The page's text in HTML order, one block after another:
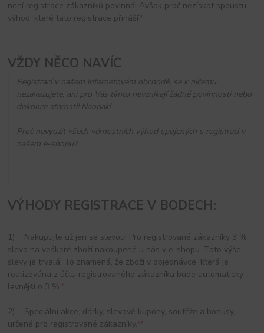
není registrace zákazníků povinná! Avšak proč nezískat spoustu
výhod, které tato registrace přináší?
VŽDY NĚCO NAVÍC
Registrací v našem internetovém obchodě, se k ničemu
nezavazujete, ani pro Vás tímto nevznikají žádné povinnosti nebo
dokonce starosti! Naopak!
Proč nevyužít všech věrnostních výhod spojených s registrací v
našem e-shopu?
VÝHODY REGISTRACE V BODECH:
1) Nakupujte už jen se slevou! Pro registrované zákazníky 3 %
sleva na veškeré zboží nakoupené u nás v e-shopu. Tato výše
slevy je trvalá. To znamená, že zboží v objednávce, která je
realizována z účtu registrovaného zákazníka bude automaticky
levnější o 3 %.*
2) Speciální akce, dárky, slevové kupóny, soutěže a bonusy,
určené pro registrované zákazníky.**